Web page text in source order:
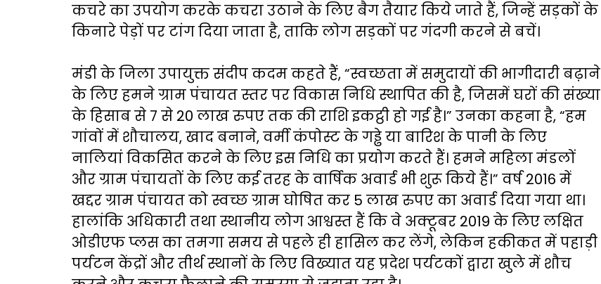
कचरे का उपयोग करके कचरा उठाने के लिए बैग तैयार किये जाते हैं, जिन्हें सड़कों के
किनारे पेड़ों पर टांग दिया जाता है, ताकि लोग सड़कों पर गंदगी करने से बचें।
मंडी के जिला उपायुक्त संदीप कदम कहते हैं, “स्वच्छता में समुदायों की भागीदारी बढ़ाने
के लिए हमने ग्राम पंचायत स्तर पर विकास निधि स्थापित की है, जिसमें घरों की संख्या
के हिसाब से 7 से 20 लाख रुपए तक की राशि इकट्ठी हो गई है।” उनका कहना है, “हम
गांवों में शौचालय, खाद बनाने, वर्मी कंपोस्ट के गड्ढे या बारिश के पानी के लिए
नालियां विकसित करने के लिए इस निधि का प्रयोग करते हैं। हमने महिला मंडलों
और ग्राम पंचायतों के लिए कई तरह के वार्षिक अवार्ड भी शुरू किये हैं।” वर्ष 2016 में
खद्दर ग्राम पंचायत को स्वच्छ ग्राम घोषित कर 5 लाख रुपए का अवार्ड दिया गया था।
हालांकि अधिकारी तथा स्थानीय लोग आश्वस्त हैं कि वे अक्टूबर 2019 के लिए लक्षित
ओडीएफ प्लस का तमगा समय से पहले ही हासिल कर लेंगे, लेकिन हकीकत में पहाड़ी
पर्यटन केंद्रों और तीर्थ स्थानों के लिए विख्यात यह प्रदेश पर्यटकों द्वारा खुले में शौच